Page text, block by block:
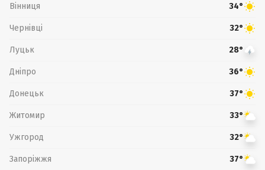
Вінниця 34°
Чернівці 32°
Луцьк 28°
Дніпро 36°
Донецьк 37°
Житомир 33°
Ужгород 32°
Запоріжжя 37°